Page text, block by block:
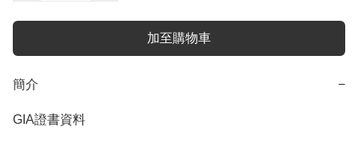
加至購物車
簡介 −
GIA證書資料